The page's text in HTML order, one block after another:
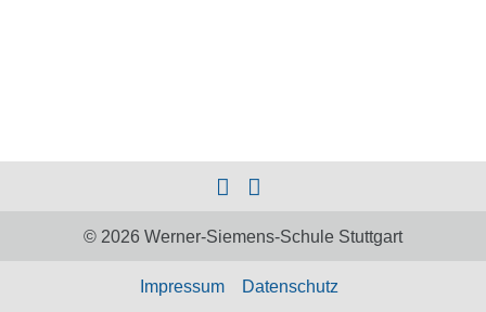
© 2026 Werner-Siemens-Schule Stuttgart
Impressum Datenschutz